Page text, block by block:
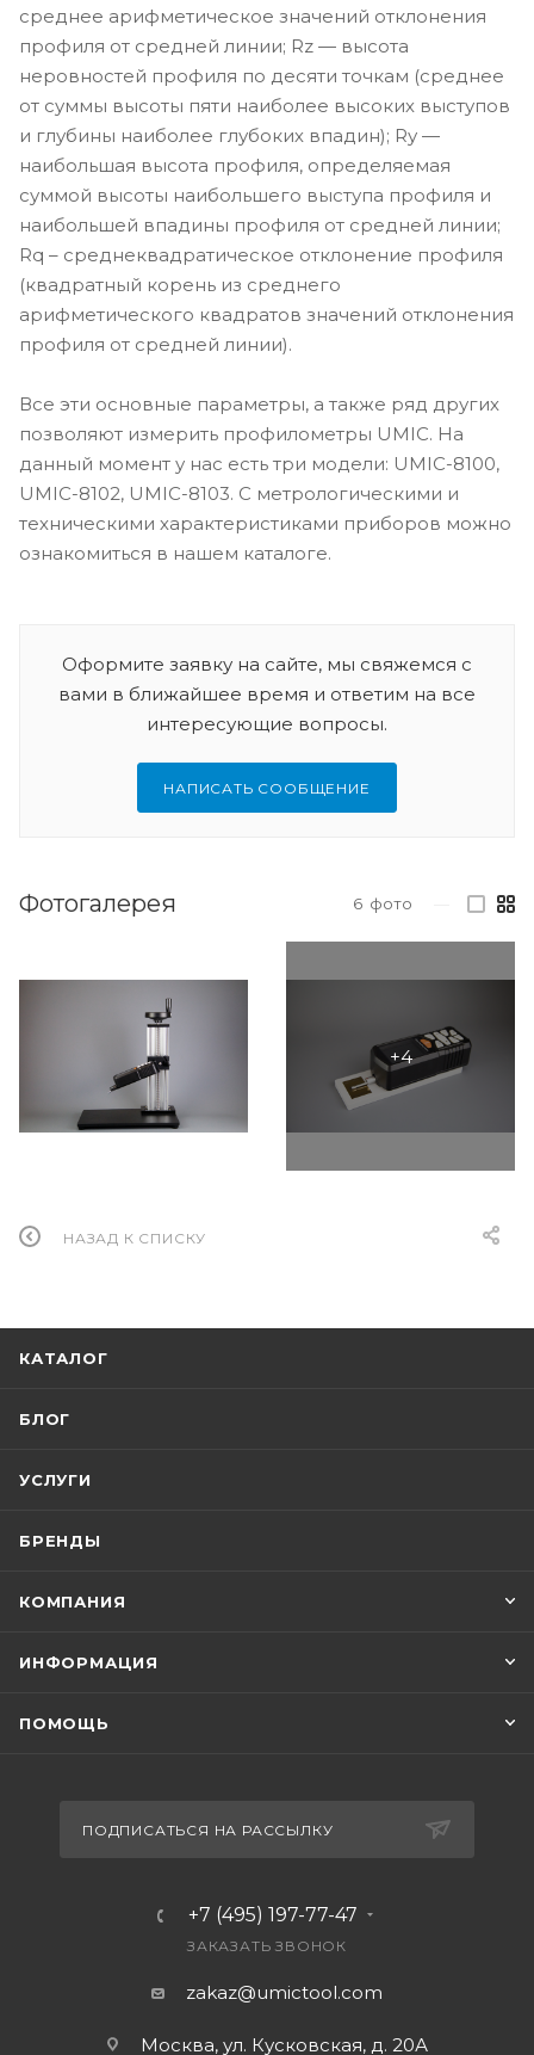
среднее арифметическое значений отклонения
профиля от средней линии; Rz — высота
неровностей профиля по десяти точкам (среднее
от суммы высоты пяти наиболее высоких выступов
и глубины наиболее глубоких впадин); Rу —
наибольшая высота профиля, определяемая
суммой высоты наибольшего выступа профиля и
наибольшей впадины профиля от средней линии;
Rq – среднеквадратическое отклонение профиля
(квадратный корень из среднего
арифметического квадратов значений отклонения
профиля от средней линии).
Все эти основные параметры, а также ряд других
позволяют измерить профилометры UMIC. На
данный момент у нас есть три модели: UMIC-8100,
UMIC-8102, UMIC-8103. С метрологическими и
техническими характеристиками приборов можно
ознакомиться в нашем каталоге.
Оформите заявку на сайте, мы свяжемся с
вами в ближайшее время и ответим на все
интересующие вопросы.
НАПИСАТЬ СООБЩЕНИЕ
Фотогалерея 6 фото
НАЗАД К СПИСКУ
КАТАЛОГ
БЛОГ
УСЛУГИ
БРЕНДЫ
КОМПАНИЯ
ИНФОРМАЦИЯ
ПОМОЩЬ
ПОДПИСАТЬСЯ НА РАССЫЛКУ
+7 (495) 197-77-47
ЗАКАЗАТЬ ЗВОНОК
zakaz@umictool.com
Москва, ул. Кусковская, д. 20А